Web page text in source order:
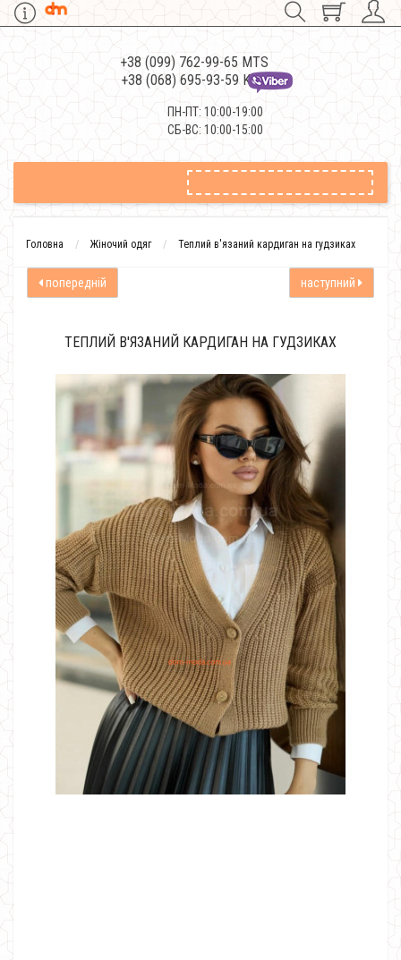
+38 (099) 762-99-65 MTS
+38 (068) 695-93-59 Kievstar
ПН-ПТ: 10:00-19:00
СБ-ВС: 10:00-15:00
Головна Жіночий одяг Теплий в'язаний кардиган на гудзиках
попередній наступний
ТЕПЛИЙ В'ЯЗАНИЙ КАРДИГАН НА ГУДЗИКАХ